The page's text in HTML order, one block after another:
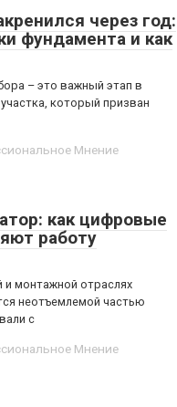
через год:
фундамента и как
– это важный этап в
который призван
Мнение
как цифровые
работу
и монтажной отраслях
неотъемлемой частью
с
Мнение